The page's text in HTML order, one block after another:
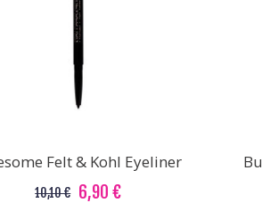
Felt & Kohl Eyeliner
10,10 € 6,90 €